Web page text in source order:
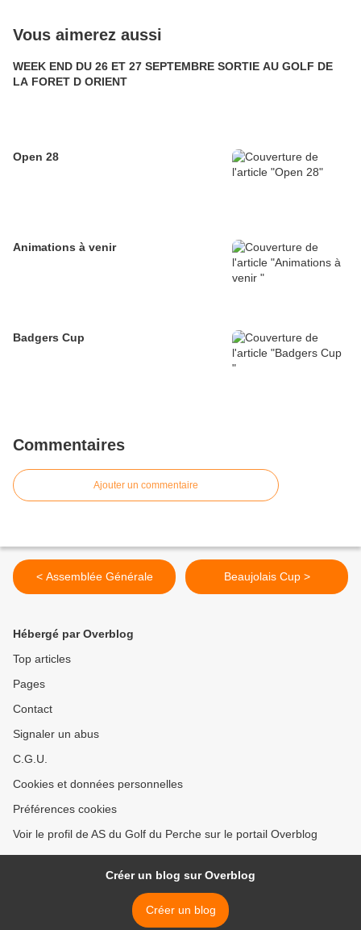
Vous aimerez aussi
WEEK END DU 26 ET 27 SEPTEMBRE SORTIE AU GOLF DE
LA FORET D ORIENT
Open 28
Animations à venir
Badgers Cup
Commentaires
Ajouter un commentaire
< Assemblée Générale Beaujolais Cup >
Hébergé par Overblog
Top articles
Pages
Contact
Signaler un abus
C.G.U.
Cookies et données personnelles
Préférences cookies
Voir le profil de AS du Golf du Perche sur le portail Overblog
Créer un blog sur Overblog
Créer un blog